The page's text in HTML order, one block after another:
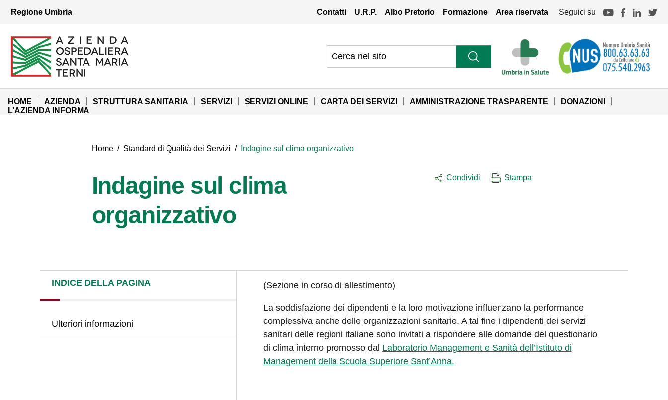
Vai al menu di navigazione
Regione Umbria Contatti U.R.P. Albo Pretorio Formazione Area riservata Seguici su
Azienda Ospedaliera Santa Maria di Terni
Sito Istituzionale
HOME AZIENDA STRUTTURA SANITARIA SERVIZI SERVIZI ONLINE CARTA DEI SERVIZI AMMINISTRAZIONE TRASPARENTE
DONAZIONI
L’AZIENDA INFORMA
Home / Standard di Qualità dei Servizi / Indagine sul clima organizzativo
Indagine sul clima
organizzativo
Condividi Stampa
INDICE DELLA PAGINA
Ulteriori informazioni
(Sezione in corso di allestimento)
La soddisfazione dei dipendenti e la loro motivazione influenzano la performance
complessiva anche delle organizzazioni sanitarie. A tal fine i dipendenti dei servizi
sanitari delle regioni italiane sono invitati a rispondere alle domande del questionario
di clima interno promosso dal Laboratorio Management e Sanità dell’Istituto di
Management della Scuola Superiore Sant’Anna.